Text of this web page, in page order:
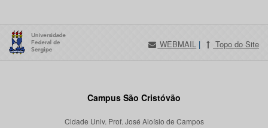
WEBMAIL | Topo do Site
Campus São Cristóvão
Cidade Univ. Prof. José Aloísio de Campos